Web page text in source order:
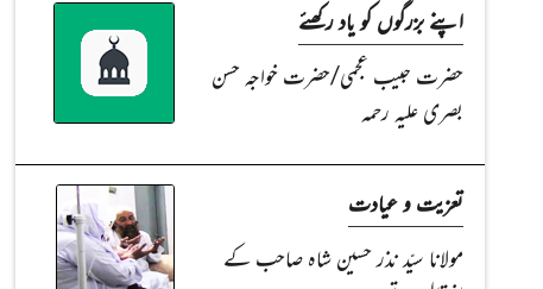
اپنے بزرگوں کو یاد رکھئے
حضرت حبیب عجمی/حضرت خواجہ حسن
بصری علیہ رحمہ
تعزیت و عیادت
مولانا سیّد نذر حسین شاہ صاحب کے